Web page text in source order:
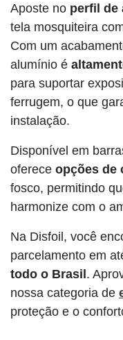
Aposte no perfil de
tela mosquiteira
Com um
alumínio é
para suportar
ferrugem, o que
instalação.
Disponível em
oferece opções de
fosco, permitindo
harmonize com o
Na Disfoil, você
parcelamento em
todo o Brasil.
nossa categoria de
proteção e o